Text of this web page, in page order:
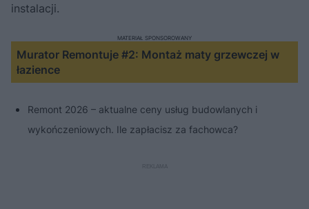
instalacji.
Murator Remontuje #2: Montaż maty grzewczej w
łazience
MATERIAŁ SPONSOROWANY
Remont 2026 – aktualne ceny usług budowlanych i
wykończeniowych. Ile zapłacisz za fachowca?